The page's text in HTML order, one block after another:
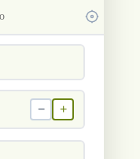
− +